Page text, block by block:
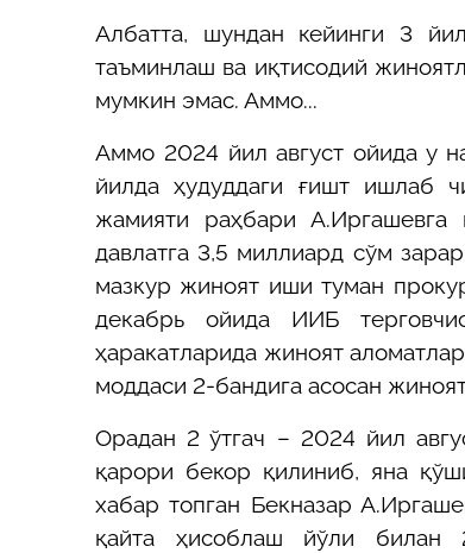
Албатта, шундан кейинги 3
таъминлаш ва иқтисодий
мумкин эмас. Аммо...
Аммо 2024 йил август ойида у
йилда ҳудуддаги ғишт ишлаб
жамияти раҳбари А.Иргашевга
давлатга 3,5 миллиард сўм
мазкур жиноят иши туман
декабрь ойида ИИБ
ҳаракатларида жиноят
моддаси 2-бандига асосан
Орадан 2 ўтгач – 2024 йил
қарори бекор қилиниб, яна
хабар топган Бекназар
қайта ҳисоблаш йўли билан